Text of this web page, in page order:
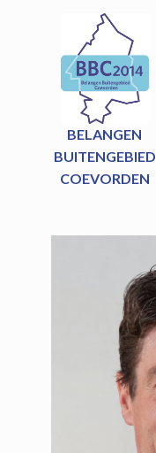
BELANGEN
BUITENGEBIED
COEVORDEN